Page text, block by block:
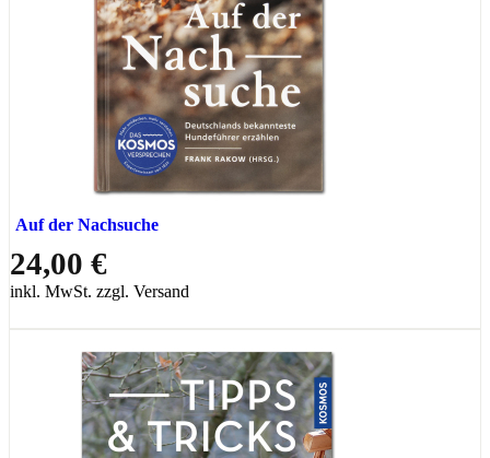
Auf der Nachsuche
24,00 €
inkl. MwSt. zzgl. Versand